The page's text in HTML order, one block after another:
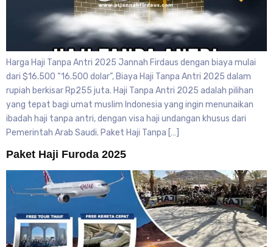
Harga Haji Tanpa Antri 2025 Jannah Firdaus dengan biaya mulai
dari $16.500 “16.500 dolar”, Biaya Haji Tanpa Antri 2025 dalam
rupiah berkisar Rp255 juta. Haji Tanpa Antri 2025 adalah pilihan
yang tepat bagi umat muslim Indonesia yang ingin menunaikan
ibadah haji tanpa antri, dengan visa haji undangan khusus dari
Pemerintah Arab Saudi. Paket Haji Tanpa […]
Paket Haji Furoda 2025